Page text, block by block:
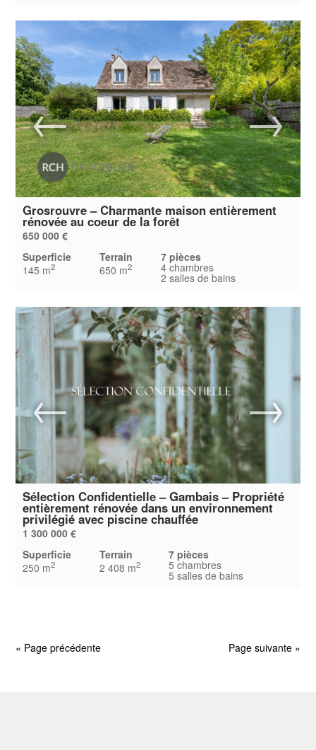
Grosrouvre – Charmante maison entièrement
rénovée au coeur de la forêt
650 000 €
Superficie
145 m2
Terrain
650 m2
7 pièces
4 chambres
2 salles de bains
Sélection Confidentielle – Gambais – Propriété
entièrement rénovée dans un environnement
privilégié avec piscine chauffée
1 300 000 €
Superficie
250 m2
Terrain
2 408 m2
7 pièces
5 chambres
5 salles de bains
« Page précédente Page suivante »